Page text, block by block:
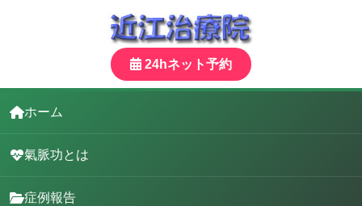
24hネット予約
ホーム
氣脈功とは
症例報告